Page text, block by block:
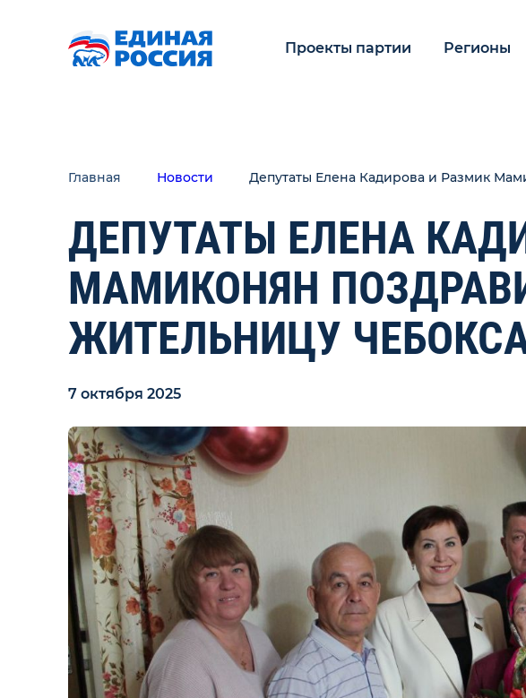
Проекты партии Регионы
Главная Новости Депутаты Елена Кадирова и Размик
ДЕПУТАТЫ ЕЛЕНА
МАМИКОНЯН
ЖИТЕЛЬНИЦУ
7 октября 2025